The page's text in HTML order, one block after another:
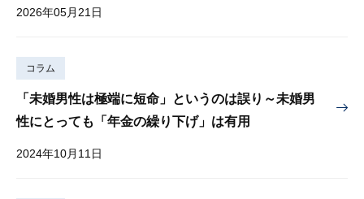
2026年05月21日
コラム
「未婚男性は極端に短命」というのは誤り～未婚男
性にとっても「年金の繰り下げ」は有用
2024年10月11日